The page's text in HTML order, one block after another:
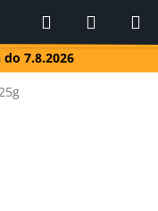
7.8.2026
Hledat
KOŠÍK